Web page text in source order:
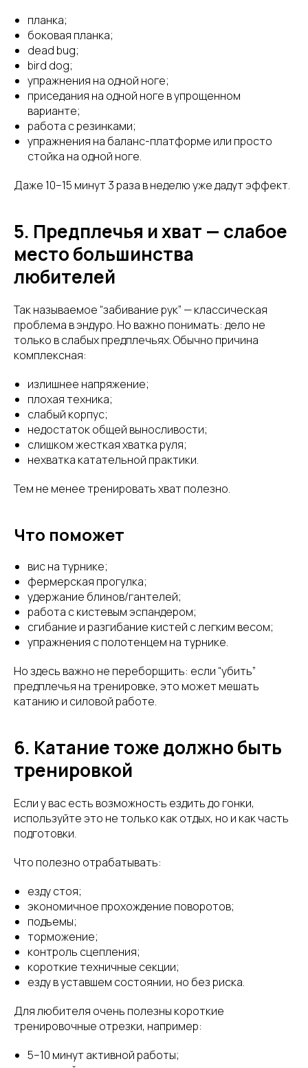
планка;
боковая планка;
dead bug;
bird dog;
упражнения на одной ноге;
приседания на одной ноге в упрощенном
варианте;
работа с резинками;
упражнения на баланс-платформе или просто
стойка на одной ноге.
Даже 10–15 минут 3 раза в неделю уже дадут эффект.
5. Предплечья и хват — слабое
место большинства
любителей
Так называемое “забивание рук” — классическая
проблема в эндуро. Но важно понимать: дело не
только в слабых предплечьях. Обычно причина
комплексная:
излишнее напряжение;
плохая техника;
слабый корпус;
недостаток общей выносливости;
слишком жесткая хватка руля;
нехватка катательной практики.
Тем не менее тренировать хват полезно.
Что поможет
вис на турнике;
фермерская прогулка;
удержание блинов/гантелей;
работа с кистевым эспандером;
сгибание и разгибание кистей с легким весом;
упражнения с полотенцем на турнике.
Но здесь важно не переборщить: если “убить”
предплечья на тренировке, это может мешать
катанию и силовой работе.
6. Катание тоже должно быть
тренировкой
Если у вас есть возможность ездить до гонки,
используйте это не только как отдых, но и как часть
подготовки.
Что полезно отрабатывать:
езду стоя;
экономичное прохождение поворотов;
подъемы;
торможение;
контроль сцепления;
короткие техничные секции;
езду в уставшем состоянии, но без риска.
Для любителя очень полезны короткие
тренировочные отрезки, например:
5–10 минут активной работы;